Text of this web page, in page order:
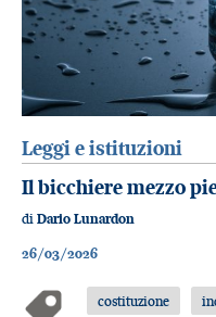
Leggi e istituzioni
Il bicchiere mezzo
di Dario Lunardon
26/03/2026
costituzione